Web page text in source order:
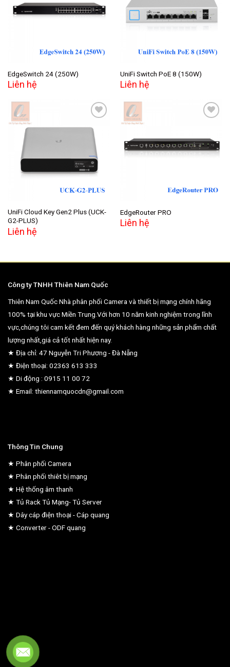
Add to
wishlist
EdgeSwitch 24 (250W)
Liên hệ
Add to
wishlist
UniFi Switch PoE 8 (150W)
Liên hệ
Add to
wishlist
UniFi Cloud Key Gen2 Plus (UCK-
G2-PLUS)
Liên hệ
Add to
wishlist
EdgeRouter PRO
Liên hệ
Công ty TNHH Thiên Nam Quốc
Thiên Nam Quốc Nhà phân phối Camera và thiết bị mạng chính hãng
100% tại khu vực Miền Trung.Với hơn 10 năm kinh nghiệm trong lĩnh
vực,chúng tôi cam kết đem đến quý khách hàng những sản phẩm chất
lượng nhất,giá cả tốt nhất hiện nay.
★ Địa chỉ: 47 Nguyễn Tri Phương - Đà Nẵng
★ Điện thoại: 02363 613 333
★ Di động : 0915 11 00 72
★ Email: thiennamquocdn@gmail.com
Thông Tin Chung
★ Phân phối Camera
★ Phân phối thiêt bị mạng
★ Hệ thống âm thanh
★ Tủ Rack Tủ Mạng- Tủ Server
★ Dây cáp điện thoại - Cáp quang
★ Converter - ODF quang